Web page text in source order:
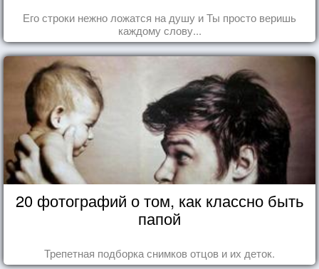
Его строки нежно ложатся на душу и Ты просто веришь
каждому слову...
20 фотографий о том, как классно быть
папой
Трепетная подборка снимков отцов и их деток.